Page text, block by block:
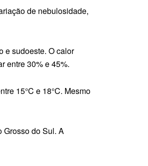
de nebulosidade,
e sudoeste. O calor
entre 30% e 45%.
15°C e 18°C. Mesmo
Grosso do Sul. A